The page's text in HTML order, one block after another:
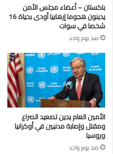
باكستان – أعضاء مجلس الأمن
يدينون هجوما إرهابيا أودى بحياة 16
شخصا في سوات
منذ يوم واحد
الأمين العام يدين تصعيد الصراع
ومقتل وإصابة مدنيين في أوكرانيا
وروسيا
منذ يوم واحد